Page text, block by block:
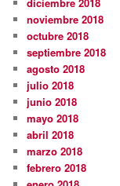
noviembre 2018
octubre 2018
septiembre 2018
agosto 2018
julio 2018
junio 2018
mayo 2018
abril 2018
marzo 2018
febrero 2018